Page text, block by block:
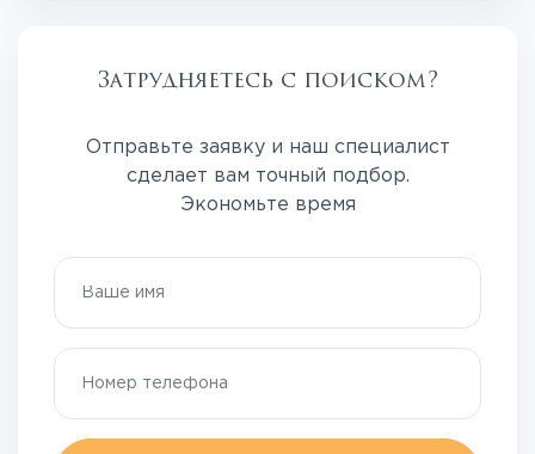
Затрудняетесь с поиском?
Отправьте заявку и наш специалист
сделает вам точный подбор.
Экономьте время